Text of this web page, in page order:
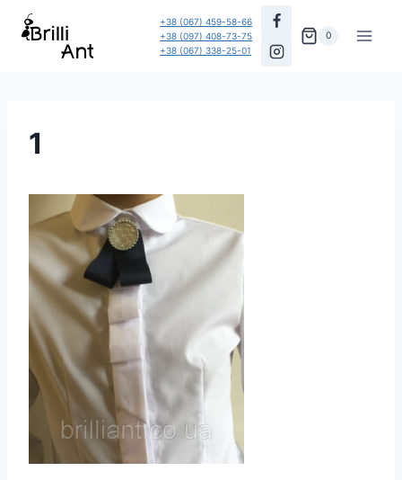
Перейти
+38 (067) 459-58-66
+38 (097) 408-73-75
+38 (067) 338-25-01
0
1